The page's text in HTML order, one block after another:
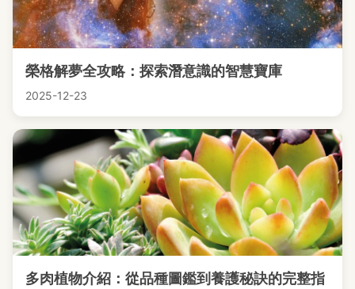
榮格解夢全攻略：探索潛意識的智慧寶庫
2025-12-23
多肉植物介紹：從品種圖鑑到養護秘訣的完整指